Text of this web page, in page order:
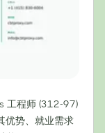
工程师 (312-97)
优势、就业需求